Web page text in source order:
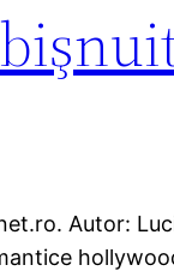
Autor: